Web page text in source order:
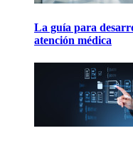
La guía para
atención médica